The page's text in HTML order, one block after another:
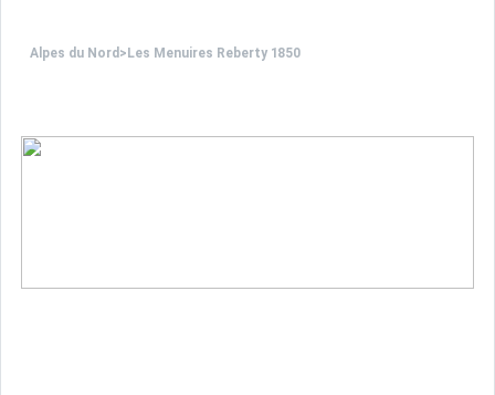
Alpes du Nord > Les Menuires Reberty 1850